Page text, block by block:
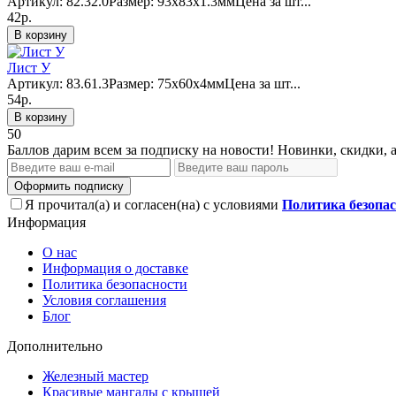
42р.
В корзину
Лист У
Артикул: 83.61.3Размер: 75х60х4ммЦена за шт...
54р.
В корзину
50
Баллов дарим всем за подписку на новости! Новинки, скидки,
Оформить подписку
Я прочитал(а) и согласен(на) с условиями Политика
Информация
О нас
Информация о доставке
Политика безопасности
Условия соглашения
Блог
Дополнительно
Железный мастер
Красивые мангалы с крышей